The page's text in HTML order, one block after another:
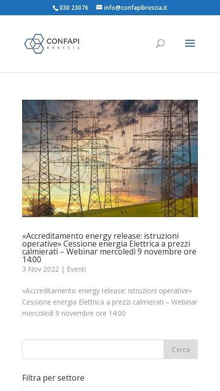
030 23076 info@confapibrescia.it
«Accreditamento energy release: istruzioni
operative» Cessione energia Elettrica a prezzi
calmierati – Webinar mercoledì 9 novembre ore
14:00
3 Nov 2022| Eventi
«Accreditamento energy release: istruzioni operative»
Cessione energia Elettrica a prezzi calmierati – Webinar
mercoledì 9 novembre ore 14:00
Filtra per settore